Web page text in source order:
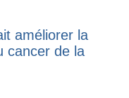
améliorer la
cancer de la